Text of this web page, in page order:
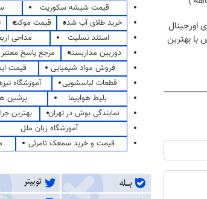
اورجینال
با بهترین
قیمت شیشه سکوریت
خرید طلای آب شده
قیمت موکت
استند تسلیت
مداحی
دوربین مداربسته
مرجع پاسخ
فروش مواد شیمیایی
قیمت
قطعات لباسشویی
آموزشگاه
بلیط هواپیما
پرشین
نمایندگی بوش در تهران
بهترین
آموزشگاه زبان ملل
قیمت و خرید سمعک نامرئی